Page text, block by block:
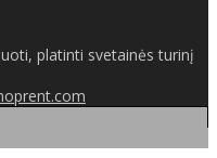
platinti svetainės turinį